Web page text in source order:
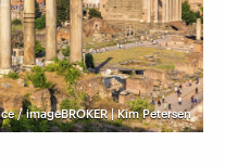
/ imageBROKER | Kim Petersen